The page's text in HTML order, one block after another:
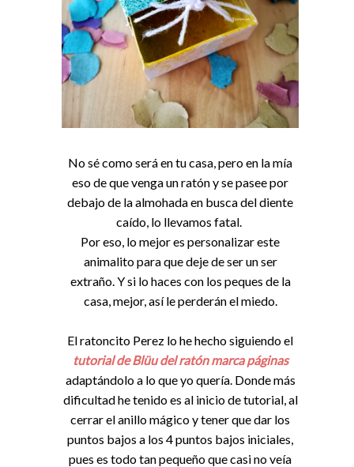
No sé como será en tu casa, pero en la mía
eso de que venga un ratón y se pasee por
debajo de la almohada en busca del diente
caído, lo llevamos fatal.
Por eso, lo mejor es personalizar este
animalito para que deje de ser un ser
extraño. Y si lo haces con los peques de la
casa, mejor, así le perderán el miedo.
El ratoncito Perez lo he hecho siguiendo el
tutorial de Blüu del ratón marca páginas
adaptándolo a lo que yo quería. Donde más
dificultad he tenido es al inicio de tutorial, al
cerrar el anillo mágico y tener que dar los
puntos bajos a los 4 puntos bajos iniciales,
pues es todo tan pequeño que casi no veía